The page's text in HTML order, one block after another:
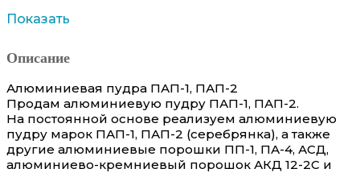
Показать
Описание
Алюминиевая пудра ПАП-1, ПАП-2
Продам алюминиевую пудру ПАП-1, ПАП-2.
На постоянной основе реализуем алюминиевую
пудру марок ПАП-1, ПАП-2 (серебрянка), а также
другие алюминиевые порошки ПП-1, ПА-4, АСД,
алюминиево-кремниевый порошок АКД 12-2С и